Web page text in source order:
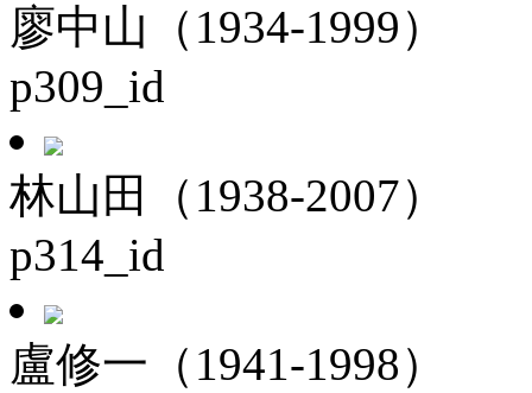
廖中山（1934-1999）
p309_id
林山田（1938-2007）
p314_id
盧修一（1941-1998）